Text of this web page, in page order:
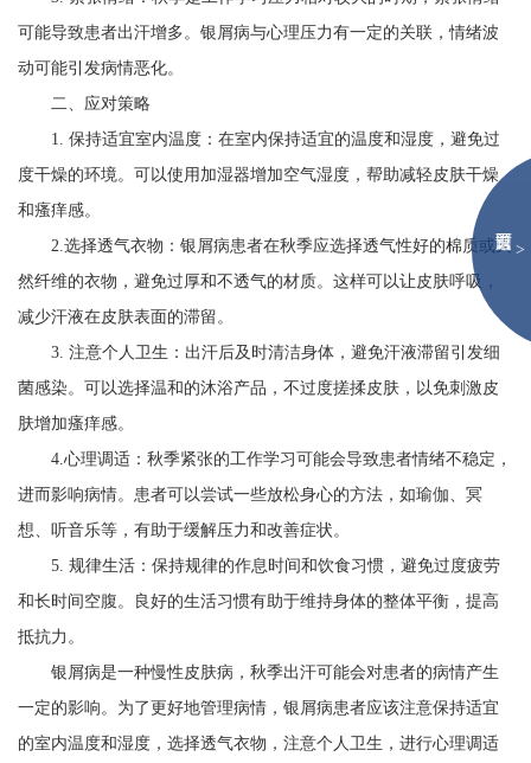
可能导致患者出汗增多。银屑病与心理压力有一定的关联，情绪波
动可能引发病情恶化。
二、应对策略
1. 保持适宜室内温度：在室内保持适宜的温度和湿度，避免过
度干燥的环境。可以使用加湿器增加空气湿度，帮助减轻皮肤干燥
和瘙痒感。
2.选择透气衣物：银屑病患者在秋季应选择透气性好的棉质或天
然纤维的衣物，避免过厚和不透气的材质。这样可以让皮肤呼吸，
减少汗液在皮肤表面的滞留。
3. 注意个人卫生：出汗后及时清洁身体，避免汗液滞留引发细
菌感染。可以选择温和的沐浴产品，不过度搓揉皮肤，以免刺激皮
肤增加瘙痒感。
4.心理调适：秋季紧张的工作学习可能会导致患者情绪不稳定，
进而影响病情。患者可以尝试一些放松身心的方法，如瑜伽、冥
想、听音乐等，有助于缓解压力和改善症状。
5. 规律生活：保持规律的作息时间和饮食习惯，避免过度疲劳
和长时间空腹。良好的生活习惯有助于维持身体的整体平衡，提高
抵抗力。
银屑病是一种慢性皮肤病，秋季出汗可能会对患者的病情产生
一定的影响。为了更好地管理病情，银屑病患者应该注意保持适宜
的室内温度和湿度，选择透气衣物，注意个人卫生，进行心理调适
>